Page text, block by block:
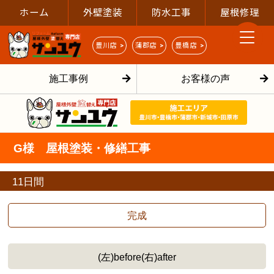
ホーム 外壁塗装 防水工事 屋根修理
豊川店 > 蒲郡店 > 豊橋店 >
施工事例 お客様の声
G様 屋根塗装・修繕工事
11日間
完成
(左)before(右)after